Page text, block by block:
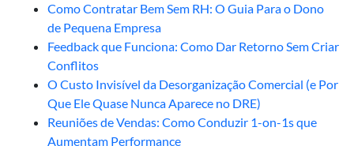
Como Contratar Bem Sem RH: O Guia Para o Dono
de Pequena Empresa
Feedback que Funciona: Como Dar Retorno Sem Criar
Conflitos
O Custo Invisível da Desorganização Comercial (e Por
Que Ele Quase Nunca Aparece no DRE)
Reuniões de Vendas: Como Conduzir 1-on-1s que
Aumentam Performance